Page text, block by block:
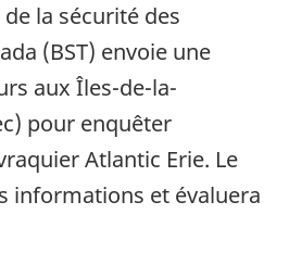
la sécurité des
(BST) envoie une
aux Îles-de-la-
pour enquêter
Atlantic Erie. Le
informations et évaluera